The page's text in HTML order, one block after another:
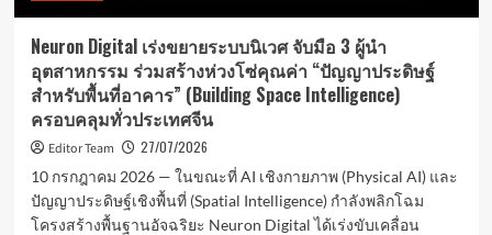
สู่
ตลาด
อาเซียน
Neuron Digital เร่งขยายระบบนิเวศ จับมือ 3 ผู้นำ
อุตสาหกรรม ร่วมสร้างห่วงโซ่คุณค่า “ปัญญาประดิษฐ์
สำหรับพื้นที่อาคาร” (Building Space Intelligence)
ครอบคลุมทั่วประเทศจีน
Editor Team
27/07/2026
10 กรกฎาคม 2026 — ในขณะที่ AI เชิงกายภาพ (Physical AI) และ
ปัญญาประดิษฐ์เชิงพื้นที่ (Spatial Intelligence) กำลังพลิกโฉม
โครงสร้างพื้นฐานอัจฉริยะ Neuron Digital ได้เร่งขับเคลื่อน